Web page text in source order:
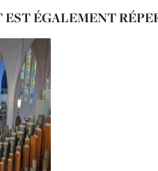
ÉGALEMENT